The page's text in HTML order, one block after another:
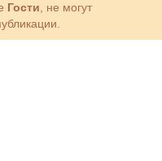
Гости, не могут